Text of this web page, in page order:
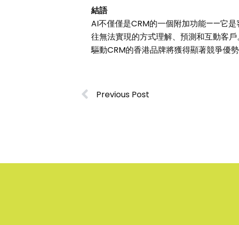
結語
AI不僅僅是CRM的一個附加功能——它是
往無法實現的方式理解、預測和互動客
驅動CRM的香港品牌將獲得顯著競爭優勢
Previous Post